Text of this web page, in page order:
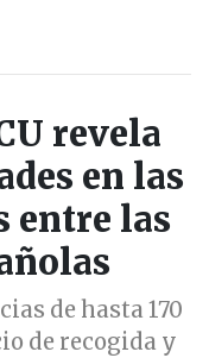
revela
en las
entre las
de hasta 170
de recogida y